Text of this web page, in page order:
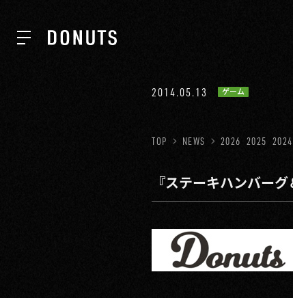
ABOUT
SERVICES
2014.05.13 ゲーム
TOP NEWS 2026 2025 2024
『ステーキハンバー